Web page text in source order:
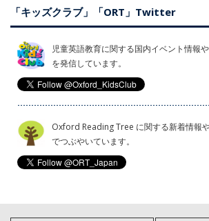
「キッズクラブ」「ORT」Twitter
児童英語教育に関する国内イベント情報
を発信しています。
Oxford Reading Tree に関する新着情報
でつぶやいています。